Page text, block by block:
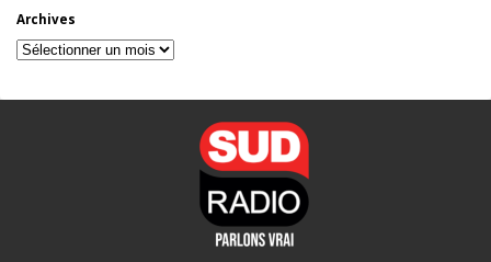
Archives
Archives